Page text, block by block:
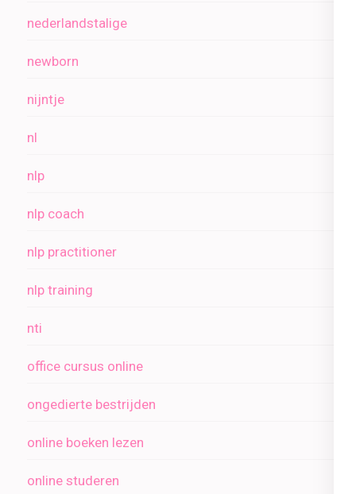
nederlandstalige
newborn
nijntje
nl
nlp
nlp coach
nlp practitioner
nlp training
nti
office cursus online
ongedierte bestrijden
online boeken lezen
online studeren